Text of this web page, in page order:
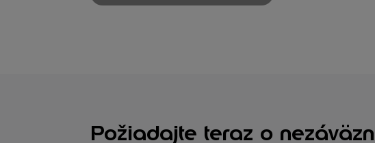
Požiadajte teraz o